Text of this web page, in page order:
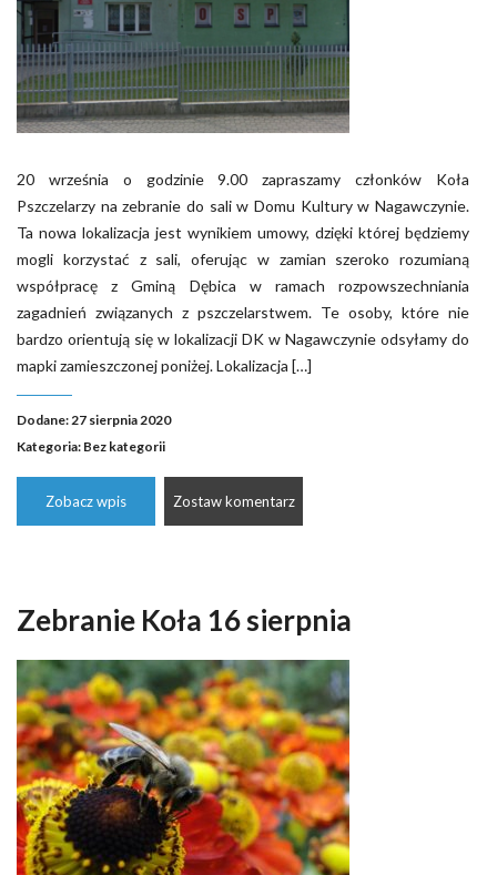
20 września o godzinie 9.00 zapraszamy członków Koła
Pszczelarzy na zebranie do sali w Domu Kultury w Nagawczynie.
Ta nowa lokalizacja jest wynikiem umowy, dzięki której będziemy
mogli korzystać z sali, oferując w zamian szeroko rozumianą
współpracę z Gminą Dębica w ramach rozpowszechniania
zagadnień związanych z pszczelarstwem. Te osoby, które nie
bardzo orientują się w lokalizacji DK w Nagawczynie odsyłamy do
mapki zamieszczonej poniżej. Lokalizacja […]
Dodane: 27 sierpnia 2020
Kategoria: Bez kategorii
Zobacz wpis Zostaw komentarz
Zebranie Koła 16 sierpnia